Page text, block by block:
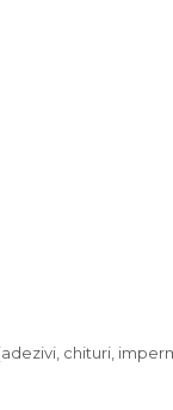
chituri,